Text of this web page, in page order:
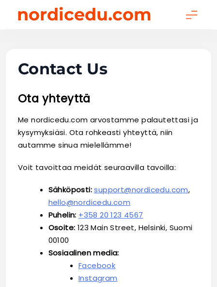
nordicedu.com
Contact Us
Ota yhteyttä
Me nordicedu.com arvostamme palautettasi ja
kysymyksiäsi. Ota rohkeasti yhteyttä, niin
autamme sinua mielellämme!
Voit tavoittaa meidät seuraavilla tavoilla:
Sähköposti: support@nordicedu.com,
hello@nordicedu.com
Puhelin: +358 20 123 4567
Osoite: 123 Main Street, Helsinki, Suomi
00100
Sosiaalinen media:
Facebook
Instagram